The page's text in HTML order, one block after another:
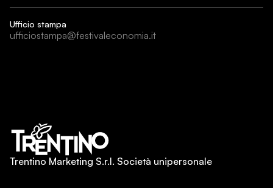
Ufficio stampa
ufficiostampa@festivaleconomia.it
Trentino Marketing S.r.l. Società unipersonale